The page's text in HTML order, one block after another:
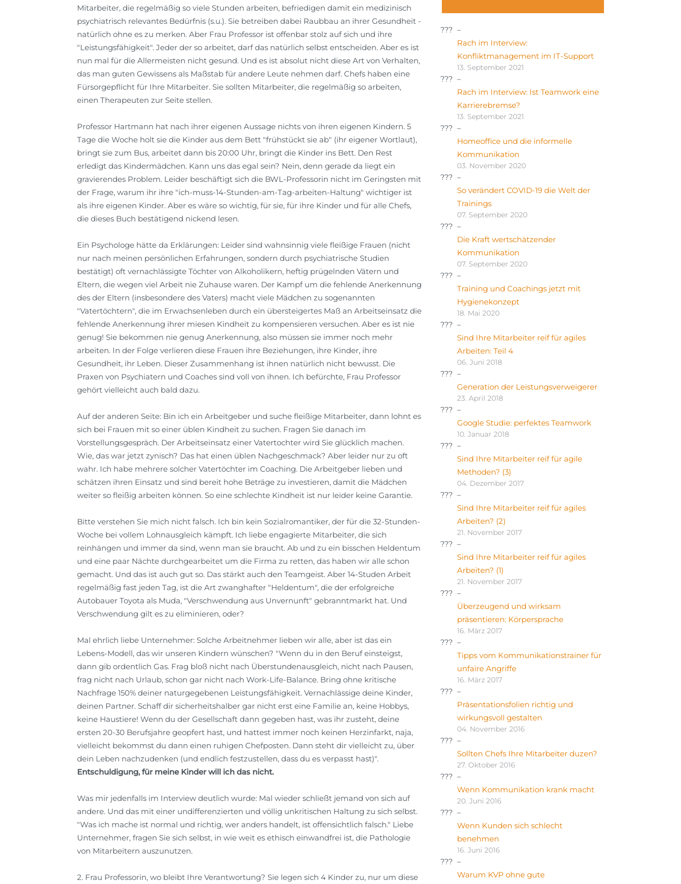
Mitarbeiter, die regelmäßig so viele Stunden arbeiten, befriedigen damit ein medizinisch
psychiatrisch relevantes Bedürfnis (s.u.). Sie betreiben dabei Raubbau an ihrer Gesundheit -
natürlich ohne es zu merken. Aber Frau Professor ist offenbar stolz auf sich und ihre
"Leistungsfähigkeit". Jeder der so arbeitet, darf das natürlich selbst entscheiden. Aber es ist
nun mal für die Allermeisten nicht gesund. Und es ist absolut nicht diese Art von Verhalten,
das man guten Gewissens als Maßstab für andere Leute nehmen darf. Chefs haben eine
Fürsorgepflicht für Ihre Mitarbeiter. Sie sollten Mitarbeiter, die regelmäßig so arbeiten,
einen Therapeuten zur Seite stellen.
Professor Hartmann hat nach ihrer eigenen Aussage nichts von ihren eigenen Kindern. 5
Tage die Woche holt sie die Kinder aus dem Bett "frühstückt sie ab" (ihr eigener Wortlaut),
bringt sie zum Bus, arbeitet dann bis 20:00 Uhr, bringt die Kinder ins Bett. Den Rest
erledigt das Kindermädchen. Kann uns das egal sein? Nein, denn gerade da liegt ein
gravierendes Problem. Leider beschäftigt sich die BWL-Professorin nicht im Geringsten mit
der Frage, warum ihr ihre "ich-muss-14-Stunden-am-Tag-arbeiten-Haltung" wichtiger ist
als ihre eigenen Kinder. Aber es wäre so wichtig, für sie, für ihre Kinder und für alle Chefs,
die dieses Buch bestätigend nickend lesen.
Ein Psychologe hätte da Erklärungen: Leider sind wahnsinnig viele fleißige Frauen (nicht
nur nach meinen persönlichen Erfahrungen, sondern durch psychiatrische Studien
bestätigt) oft vernachlässigte Töchter von Alkoholikern, heftig prügelnden Vätern und
Eltern, die wegen viel Arbeit nie Zuhause waren. Der Kampf um die fehlende Anerkennung
des der Eltern (insbesondere des Vaters) macht viele Mädchen zu sogenannten
"Vatertöchtern", die im Erwachsenleben durch ein übersteigertes Maß an Arbeitseinsatz die
fehlende Anerkennung ihrer miesen Kindheit zu kompensieren versuchen. Aber es ist nie
genug! Sie bekommen nie genug Anerkennung, also müssen sie immer noch mehr
arbeiten. In der Folge verlieren diese Frauen ihre Beziehungen, ihre Kinder, ihre
Gesundheit, ihr Leben. Dieser Zusammenhang ist ihnen natürlich nicht bewusst. Die
Praxen von Psychiatern und Coaches sind voll von ihnen. Ich befürchte, Frau Professor
gehört vielleicht auch bald dazu.
Auf der anderen Seite: Bin ich ein Arbeitgeber und suche fleißige Mitarbeiter, dann lohnt es
sich bei Frauen mit so einer üblen Kindheit zu suchen. Fragen Sie danach im
Vorstellungsgespräch. Der Arbeitseinsatz einer Vatertochter wird Sie glücklich machen.
Wie, das war jetzt zynisch? Das hat einen üblen Nachgeschmack? Aber leider nur zu oft
wahr. Ich habe mehrere solcher Vatertöchter im Coaching. Die Arbeitgeber lieben und
schätzen ihren Einsatz und sind bereit hohe Beträge zu investieren, damit die Mädchen
weiter so fleißig arbeiten können. So eine schlechte Kindheit ist nur leider keine Garantie.
Bitte verstehen Sie mich nicht falsch. Ich bin kein Sozialromantiker, der für die 32-Stunden-
Woche bei vollem Lohnausgleich kämpft. Ich liebe engagierte Mitarbeiter, die sich
reinhängen und immer da sind, wenn man sie braucht. Ab und zu ein bisschen Heldentum
und eine paar Nächte durchgearbeitet um die Firma zu retten, das haben wir alle schon
gemacht. Und das ist auch gut so. Das stärkt auch den Teamgeist. Aber 14-Studen Arbeit
regelmäßig fast jeden Tag, ist die Art zwanghafter "Heldentum", die der erfolgreiche
Autobauer Toyota als Muda, "Verschwendung aus Unvernunft" gebranntmarkt hat. Und
Verschwendung gilt es zu eliminieren, oder?
Mal ehrlich liebe Unternehmer: Solche Arbeitnehmer lieben wir alle, aber ist das ein
Lebens-Modell, das wir unseren Kindern wünschen? "Wenn du in den Beruf einsteigst,
dann gib ordentlich Gas. Frag bloß nicht nach Überstundenausgleich, nicht nach Pausen,
frag nicht nach Urlaub, schon gar nicht nach Work-Life-Balance. Bring ohne kritische
Nachfrage 150% deiner naturgegebenen Leistungsfähigkeit. Vernachlässige deine Kinder,
deinen Partner. Schaff dir sicherheitshalber gar nicht erst eine Familie an, keine Hobbys,
keine Haustiere! Wenn du der Gesellschaft dann gegeben hast, was ihr zusteht, deine
ersten 20-30 Berufsjahre geopfert hast, und hattest immer noch keinen Herzinfarkt, naja,
vielleicht bekommst du dann einen ruhigen Chefposten. Dann steht dir vielleicht zu, über
dein Leben nachzudenken (und endlich festzustellen, dass du es verpasst hast)".
Entschuldigung, für meine Kinder will ich das nicht.
Was mir jedenfalls im Interview deutlich wurde: Mal wieder schließt jemand von sich auf
andere. Und das mit einer undifferenzierten und völlig unkritischen Haltung zu sich selbst.
"Was ich mache ist normal und richtig, wer anders handelt, ist offensichtlich falsch." Liebe
Unternehmer, fragen Sie sich selbst, in wie weit es ethisch einwandfrei ist, die Pathologie
von Mitarbeitern auszunutzen.
2. Frau Professorin, wo bleibt Ihre Verantwortung? Sie legen sich 4 Kinder zu, nur um diese
Rach im Interview:
Konfliktmanagement im IT-Support
13. September 2021
Rach im Interview: Ist Teamwork eine
Karrierebremse?
13. September 2021
Homeoffice und die informelle
Kommunikation
03. November 2020
So verändert COVID-19 die Welt der
Trainings
07. September 2020
Die Kraft wertschätzender
Kommunikation
07. September 2020
Training und Coachings jetzt mit
Hygienekonzept
18. Mai 2020
Sind Ihre Mitarbeiter reif für agiles
Arbeiten: Teil 4
06. Juni 2018
Generation der Leistungsverweigerer
23. April 2018
Google Studie: perfektes Teamwork
10. Januar 2018
Sind Ihre Mitarbeiter reif für agile
Methoden? (3)
04. Dezember 2017
Sind Ihre Mitarbeiter reif für agiles
Arbeiten? (2)
21. November 2017
Sind Ihre Mitarbeiter reif für agiles
Arbeiten? (1)
21. November 2017
Überzeugend und wirksam
präsentieren: Körpersprache
16. März 2017
Tipps vom Kommunikationstrainer für
unfaire Angriffe
16. März 2017
Präsentationsfolien richtig und
wirkungsvoll gestalten
04. November 2016
Sollten Chefs Ihre Mitarbeiter duzen?
27. Oktober 2016
Wenn Kommunikation krank macht
20. Juni 2016
Wenn Kunden sich schlecht
benehmen
16. Juni 2016
Warum KVP ohne gute